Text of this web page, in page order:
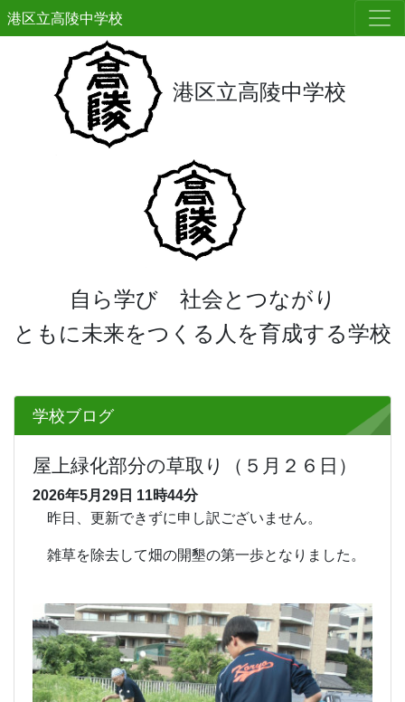
港区立高陵中学校
港区立高陵中学校
自ら学び 社会とつながり
ともに未来をつくる人を育成する学校
学校ブログ
屋上緑化部分の草取り（５月２６日）
2026年5月29日 11時44分
昨日、更新できずに申し訳ございません。
雑草を除去して畑の開墾の第一歩となりました。